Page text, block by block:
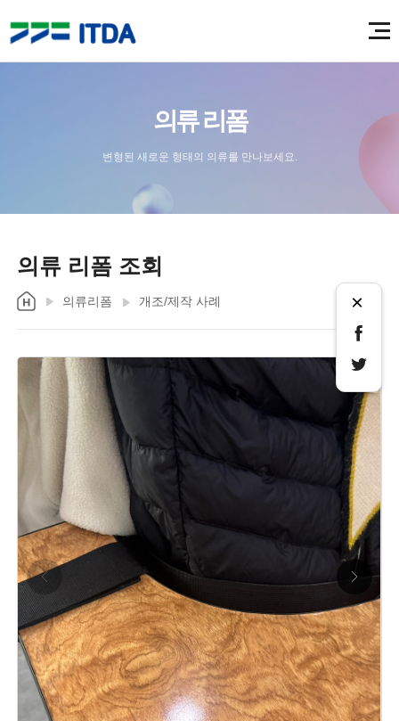
의류 리폼
변형된 새로운 형태의 의류를 만나보세요.
의류 리폼 조회
의류리폼 개조/제작 사례 ×